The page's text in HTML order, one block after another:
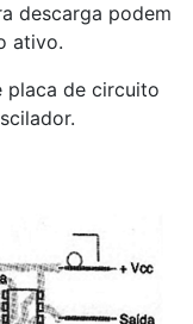
descarga podem
ativo.
placa de circuito